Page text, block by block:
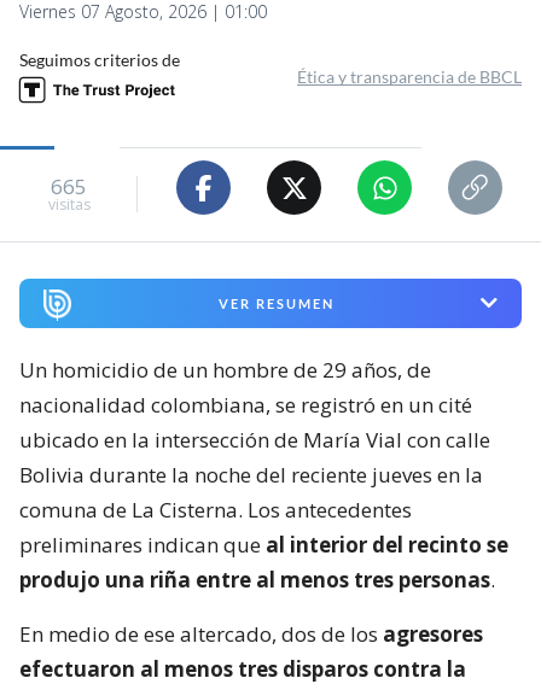
Viernes 07 Agosto, 2026 | 01:00
Seguimos criterios de
Ética y transparencia de BBCL
665
visitas
VER RESUMEN
Un homicidio de un hombre de 29 años, de
nacionalidad colombiana, se registró en un cité
ubicado en la intersección de María Vial con calle
Bolivia durante la noche del reciente jueves en la
comuna de La Cisterna. Los antecedentes
preliminares indican que al interior del recinto se
produjo una riña entre al menos tres personas.
En medio de ese altercado, dos de los agresores
efectuaron al menos tres disparos contra la